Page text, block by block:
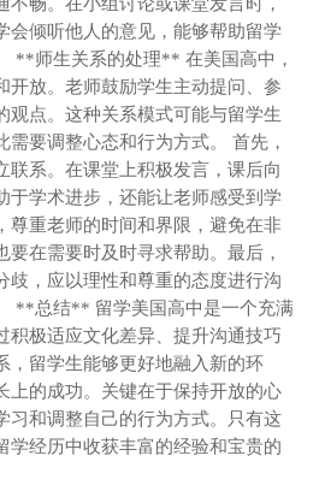
会倾听他人的意见，能够帮助留学
**师生关系的处理** 在美国高中，
开放。老师鼓励学生主动提问、参
观点。这种关系模式可能与留学生
需要调整心态和行为方式。 首先，
联系。在课堂上积极发言，课后向
于学术进步，还能让老师感受到学
尊重老师的时间和界限，避免在非
要在需要时及时寻求帮助。最后，
歧，应以理性和尊重的态度进行沟
**总结** 留学美国高中是一个充满
积极适应文化差异、提升沟通技巧
，留学生能够更好地融入新的环
上的成功。关键在于保持开放的心
习和调整自己的行为方式。只有这
学经历中收获丰富的经验和宝贵的